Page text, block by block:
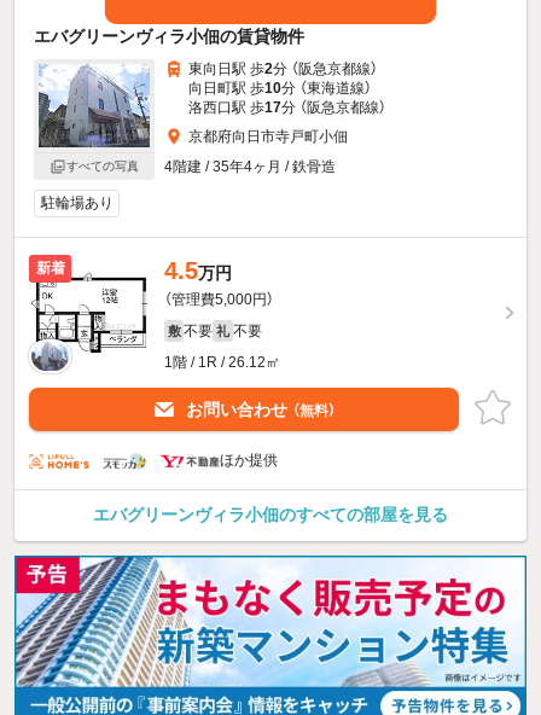
エバグリーンヴィラ小佃の賃貸物件
すべての写真
東向日駅 歩2分 （阪急京都線）
向日町駅 歩10分 （東海道線）
洛西口駅 歩17分 （阪急京都線）
京都府向日市寺戸町小佃
4階建 / 35年4ヶ月 / 鉄骨造
駐輪場あり
新着 4.5万円
（管理費5,000円）
敷 不要 礼 不要
1階 / 1R / 26.12㎡
お問い合わせ （無料）
ほか提供
エバグリーンヴィラ小佃のすべての部屋を見る